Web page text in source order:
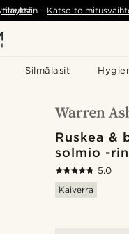
Silmälasit
- Katso
Ruskea &
solmio -
5.0
Kaiverra